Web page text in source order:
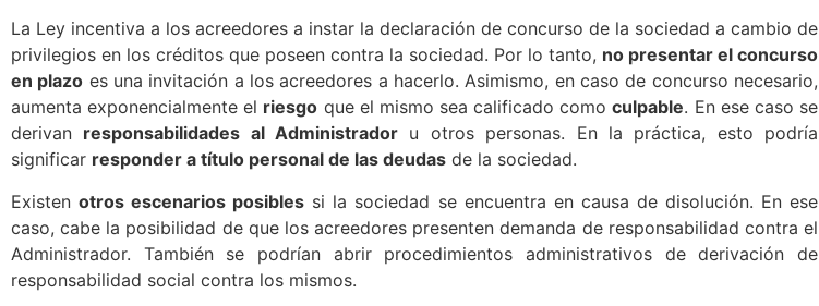
La Ley incentiva a los acreedores a instar la declaración de concurso de la sociedad a cambio de
privilegios en los créditos que poseen contra la sociedad. Por lo tanto, no presentar el concurso
en plazo es una invitación a los acreedores a hacerlo. Asimismo, en caso de concurso necesario,
aumenta exponencialmente el riesgo que el mismo sea calificado comoculpable. En ese caso se
derivan responsabilidades al Administrador u otros personas. En la práctica, esto podría
significar responder a título personal de las deudas de la sociedad.
Existenotros escenarios posibles si la sociedad se encuentra en causa de disolución. En ese
caso, cabe la posibilidad de que los acreedores presenten demanda de responsabilidad contra el
Administrador. También se podrían abrir procedimientos administrativos de derivación de
responsabilidad social contra los mismos.